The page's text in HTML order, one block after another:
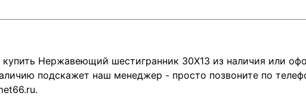
Нержавеющий шестигранник 30Х13 из наличия или
подскажет наш менеджер - просто позвоните по